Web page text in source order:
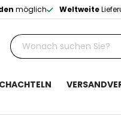
möglich Weltweite